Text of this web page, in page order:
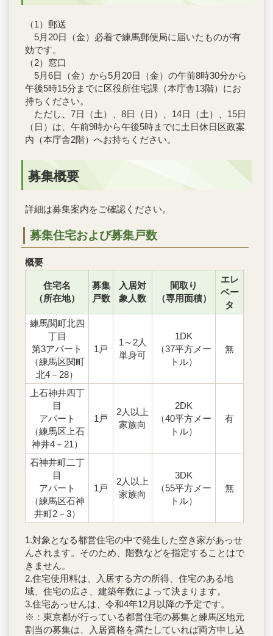
（1）郵送
5月20日（金）必着で練馬郵便局に届いたものが有
効です。
（2）窓口
5月6日（金）から5月20日（金）の午前8時30分から
午後5時15分までに区役所住宅課（本庁舎13階）にお
持ちください。
ただし、7日（土）、8日（日）、14日（土）、15日
（日）は、午前9時から午後5時までに土日休日区政案
内（本庁舎2階）へお持ちください。
募集概要
詳細は募集案内をご確認ください。
募集住宅および募集戸数
概要
住宅名
（所在地）
募集
戸数
入居対
象人数
間取り
（専用面積）
エレ
ベー
タ
練馬関町北四
丁目
第3アパート
（練馬区関町
北4－28）
1戸
1～2人
単身可
1DK
（37平方メー
トル）
無
上石神井四丁
目
アパート
（練馬区上石
神井4－21）
1戸
2人以上
家族向
2DK
（40平方メー
トル）
有
石神井町二丁
目
アパート
（練馬区石神
井町2－3）
1戸
2人以上
家族向
3DK
（55平方メー
トル）
無
1.対象となる都営住宅の中で発生した空き家があっせ
んされます。そのため、階数などを指定することはで
きません。
2.住宅使用料は、入居する方の所得、住宅のある地
域、住宅の広さ、建築年数によって決まります。
3.住宅あっせんは、令和4年12月以降の予定です。
※：東京都が行っている都営住宅の募集と練馬区地元
割当の募集は、入居資格を満たしていれば両方申し込